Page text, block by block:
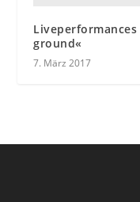
ground«
7. März 2017